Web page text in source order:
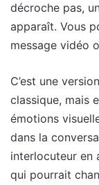
décroche pas,
apparaît. Vous
message vidéo
C’est une
classique, mais
émotions
dans la
interlocuteur en
qui pourrait